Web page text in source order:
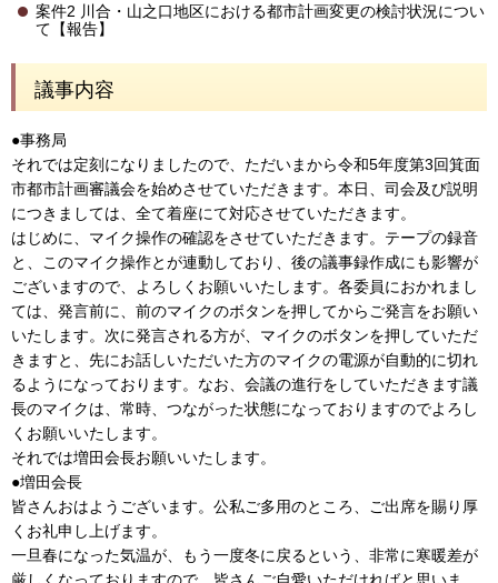
案件2 川合・山之口地区における都市計画変更の検討状況につい
て【報告】
議事内容
●事務局
それでは定刻になりましたので、ただいまから令和5年度第3回箕面
市都市計画審議会を始めさせていただきます。本日、司会及び説明
につきましては、全て着座にて対応させていただきます。
はじめに、マイク操作の確認をさせていただきます。テープの録音
と、このマイク操作とが連動しており、後の議事録作成にも影響が
ございますので、よろしくお願いいたします。各委員におかれまし
ては、発言前に、前のマイクのボタンを押してからご発言をお願い
いたします。次に発言される方が、マイクのボタンを押していただ
きますと、先にお話しいただいた方のマイクの電源が自動的に切れ
るようになっております。なお、会議の進行をしていただきます議
長のマイクは、常時、つながった状態になっておりますのでよろし
くお願いいたします。
それでは増田会長お願いいたします。
●増田会長
皆さんおはようございます。公私ご多用のところ、ご出席を賜り厚
くお礼申し上げます。
一旦春になった気温が、もう一度冬に戻るという、非常に寒暖差が
厳しくなっておりますので、皆さんご自愛いただければと思いま